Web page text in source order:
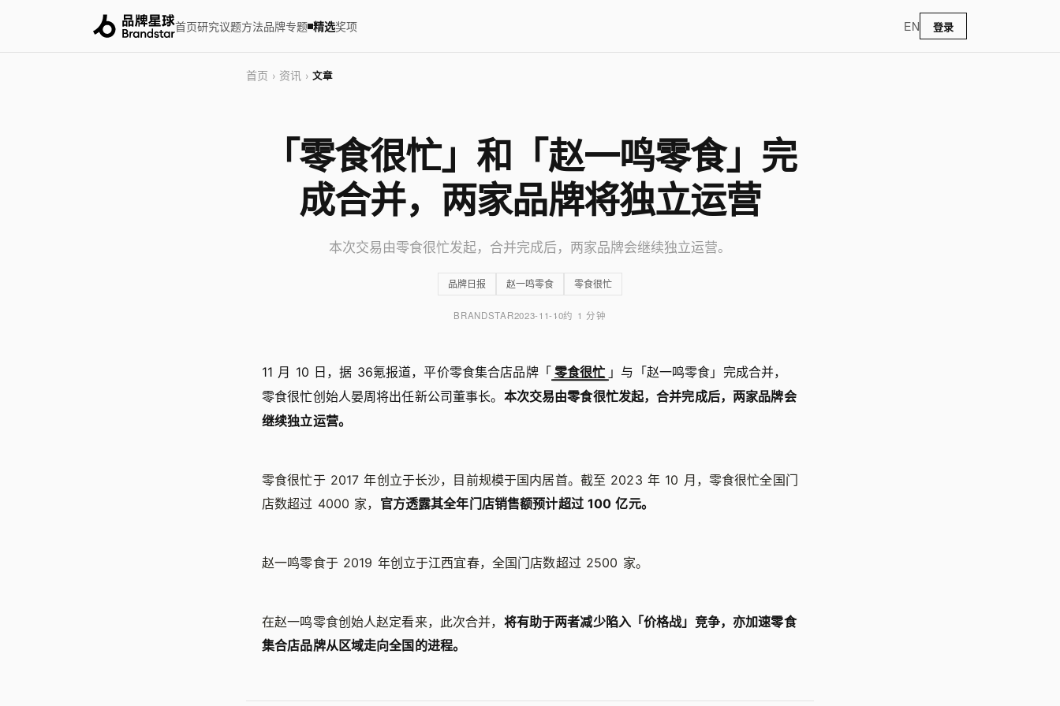
首页研究议题方法品牌专题 精选奖项 EN 登录
首页 › 资讯 › 文章
「零食很忙」和「赵一鸣零食」完
成合并，两家品牌将独立运营
本次交易由零食很忙发起，合并完成后，两家品牌会继续独立运营。
品牌日报 赵一鸣零食 零食很忙
BRANDSTAR2023-11-10约 1 分钟
11 月 10 日，据 36氪报道，平价零食集合店品牌「 零食很忙 」与「赵一鸣零食」完成合并，
零食很忙创始人晏周将出任新公司董事长。 本次交易由零食很忙发起，合并完成后，两家品牌会
继续独立运营。
零食很忙于 2017 年创立于长沙，目前规模于国内居首。截至 2023 年 10 月，零食很忙全国门
店数超过 4000 家， 官方透露其全年门店销售额预计超过 100 亿元。
赵一鸣零食于 2019 年创立于江西宜春，全国门店数超过 2500 家。
在赵一鸣零食创始人赵定看来，此次合并， 将有助于两者减少陷入「价格战」竞争，亦加速零食
集合店品牌从区域走向全国的进程。